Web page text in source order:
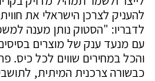
להעניק לצרכן הישראלי את
לדבריו: "הסטוק נותן מענה
עם מנעד ענק של מוצרים
והכל במחירים שווים לכל
כבשורה צרכנית המיתית,